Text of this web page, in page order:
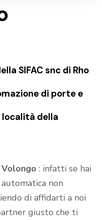
SIFAC snc di Rho
di porte e
della
: infatti se hai
non
di affidarti a noi
giusto che ti